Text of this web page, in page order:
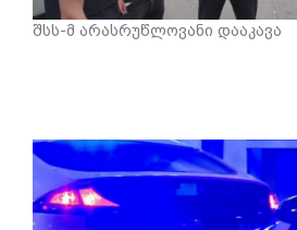
შსს-მ არასრუწლოვანი დააკავა